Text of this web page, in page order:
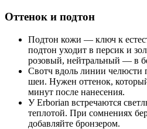
Оттенок и подтон
Подтон кожи — ключ к
подтон уходит в персик и
розовый, нейтральный — в
Свотч вдоль линии челюсти
шеи. Нужен оттенок,
минут после нанесения.
У Erborian встречаются
теплотой. При сомнениях
добавляйте бронзером.